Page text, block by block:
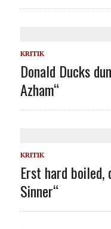
KRITIK
Donald Ducks
Azham“
KRITIK
Erst hard boiled,
Sinner“